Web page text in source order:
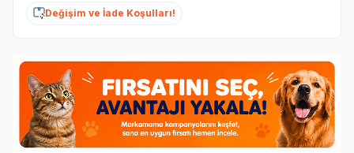
Değişim ve İade Koşulları!